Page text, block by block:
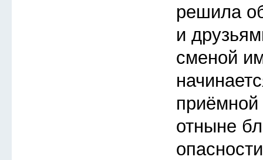
решила
и
сменой
отныне